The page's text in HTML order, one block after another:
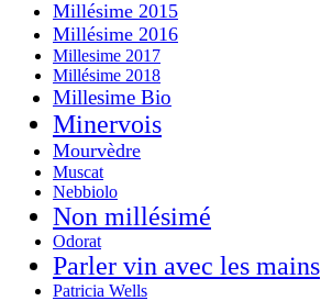
Millésime 2015
Millésime 2016
Millesime 2017
Millésime 2018
Millesime Bio
Minervois
Mourvèdre
Muscat
Nebbiolo
Non millésimé
Odorat
Parler vin avec les mains
Patricia Wells